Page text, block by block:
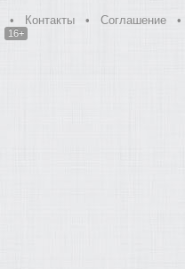
• Контакты • Соглашение
•
16+